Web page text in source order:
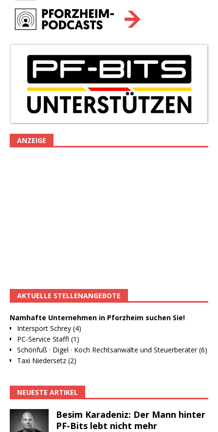
ANZEIGE
AKTUELLE STELLENANGEBOTE
Namhafte Unternehmen in Pforzheim suchen Sie!
Intersport Schrey (4)
PC-Service Staffl (1)
Schönfuß · Digel · Koch Rechtsanwälte und Steuerberater (6)
Taxi Niedersetz (2)
NEUESTE ARTIKEL
Besim Karadeniz: Der Mann hinter
PF-Bits lebt nicht mehr